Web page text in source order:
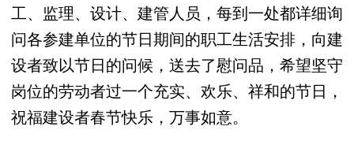
工、监理、设计、建管人员，每到一处都详细询
问各参建单位的节日期间的职工生活安排，向建
设者致以节日的问候，送去了慰问品，希望坚守
岗位的劳动者过一个充实、欢乐、祥和的节日，
祝福建设者春节快乐，万事如意。